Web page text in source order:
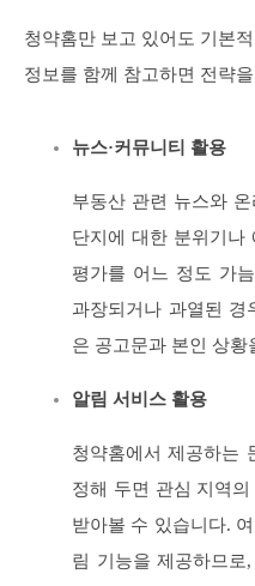
청약홈만 보고 있어도 기본
정보를 함께 참고하면 전략
뉴스·커뮤니티 활용
부동산 관련 뉴스와
단지에 대한 분위기나
평가를 어느 정도 가
과장되거나 과열된 경
은 공고문과 본인 상황
알림 서비스 활용
청약홈에서 제공하는
정해 두면 관심 지역
받아볼 수 있습니다.
림 기능을 제공하므